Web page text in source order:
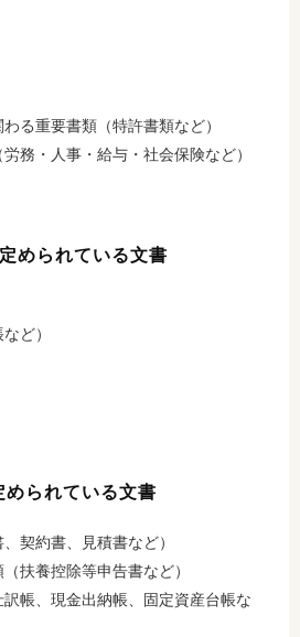
る重要書類（特許書類など）
務・人事・給与・社会保険など）
められている文書
ど）
られている文書
契約書、見積書など）
扶養控除等申告書など）
帳、現金出納帳、固定資産台帳な